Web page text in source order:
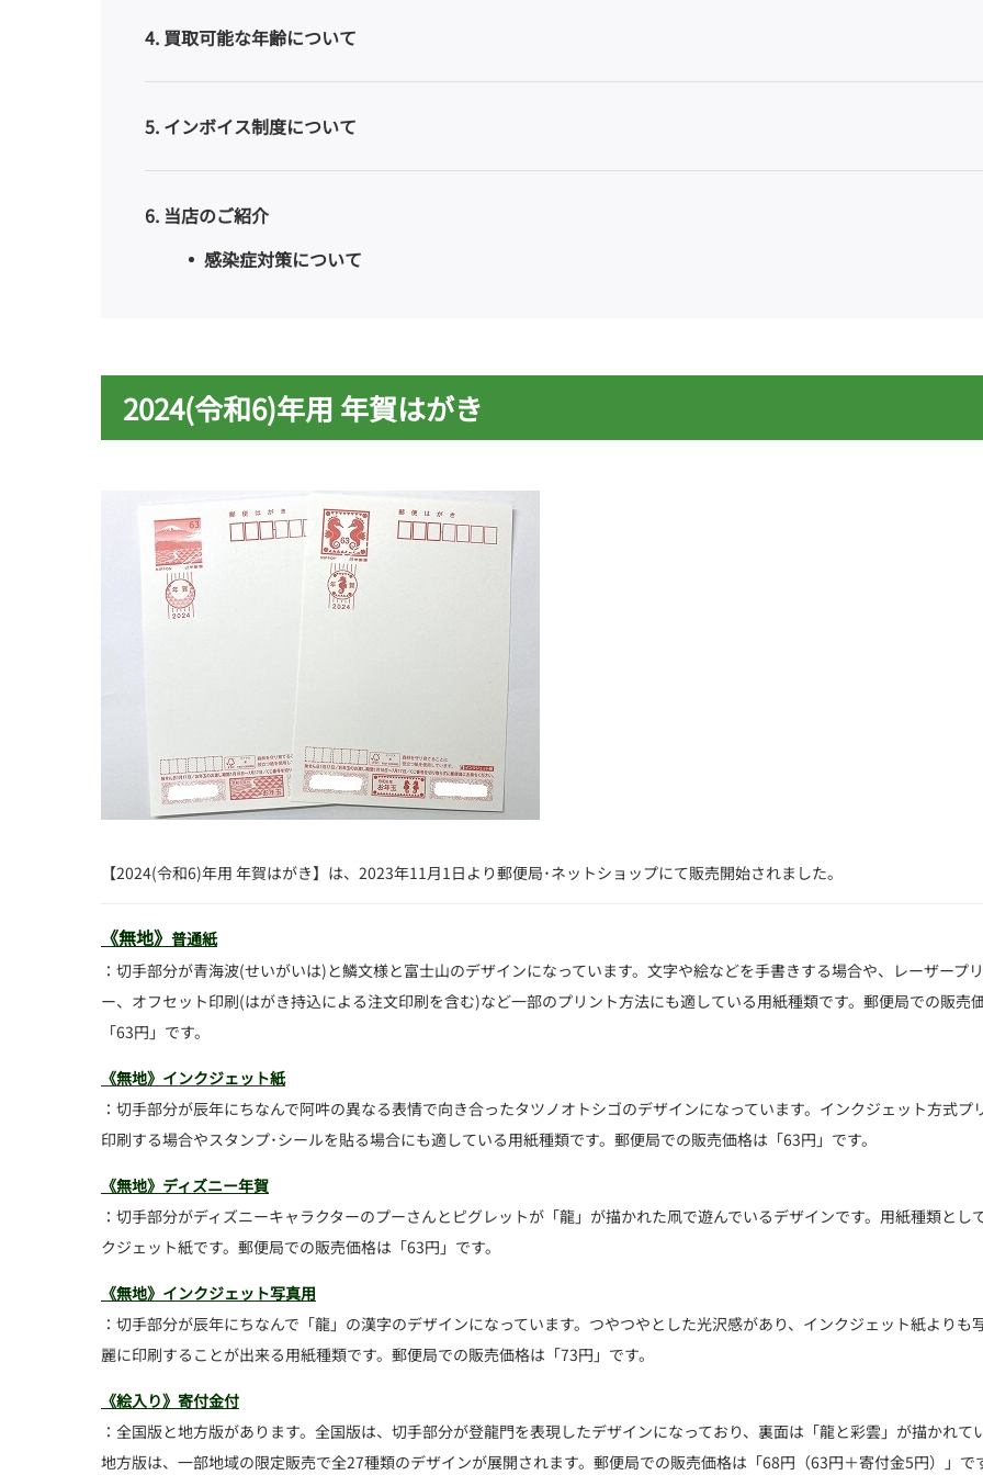
4 買取可能な年齢について
5 インボイス制度について
6 当店のご紹介
感染症対策について
2024(令和6)年用 年賀はがき
【2024(令和6)年用 年賀はがき】は、2023年11月1日より郵便局･ネットショップにて販売開始されました。
《無地》 普通紙
：切手部分が青海波(せいがいは)と鱗文様と富士山のデザインになっています。文字や絵などを手書きする場合や、レーザープ
ー、オフセット印刷(はがき持込による注文印刷を含む)など一部のプリント方法にも適している用紙種類です。郵便局での販売
「63円」です。
《無地》インクジェット紙
：切手部分が辰年にちなんで阿吽の異なる表情で向き合ったタツノオトシゴのデザインになっています。インクジェット方式プ
印刷する場合やスタンプ･シールを貼る場合にも適している用紙種類です。郵便局での販売価格は「63円」です。
《無地》ディズニー年賀
：切手部分がディズニーキャラクターのプーさんとピグレットが「龍」が描かれた凧で遊んでいるデザインです。用紙種類とし
クジェット紙です。郵便局での販売価格は「63円」です。
《無地》インクジェット写真用
：切手部分が辰年にちなんで「龍」の漢字のデザインになっています。つやつやとした光沢感があり、インクジェット紙よりも
麗に印刷することが出来る用紙種類です。郵便局での販売価格は「73円」です。
《絵入り》寄付金付
：全国版と地方版があります。全国版は、切手部分が登龍門を表現したデザインになっており、裏面は「龍と彩雲」が描かれて
地方版は、一部地域の限定販売で全27種類のデザインが展開されます。郵便局での販売価格は「68円（63円＋寄付金5円）」で